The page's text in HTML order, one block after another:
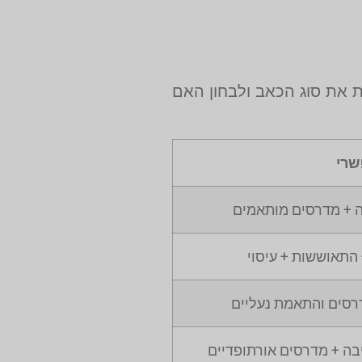
את סוג הכאב ולבחון האם
+ מדרסים מותאמים
+ עיסוי
והתאמת נעליים
+ מדרסים אורתופדיים